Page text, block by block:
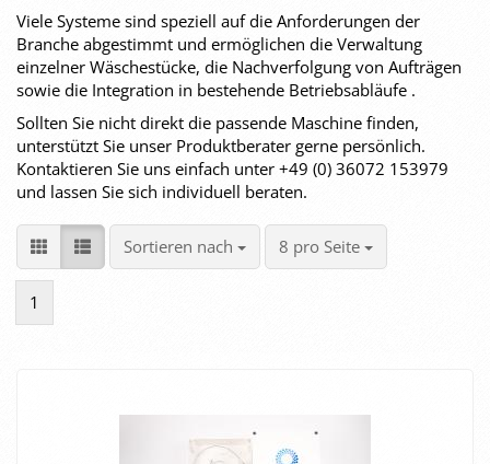
Viele Systeme sind speziell auf die Anforderungen der
Branche abgestimmt und ermöglichen die Verwaltung
einzelner Wäschestücke, die Nachverfolgung von Aufträgen
sowie die Integration in bestehende Betriebsabläufe .
Sollten Sie nicht direkt die passende Maschine finden,
unterstützt Sie unser Produktberater gerne persönlich.
Kontaktieren Sie uns einfach unter +49 (0) 36072 153979
und lassen Sie sich individuell beraten.
Sortieren nach
Sortieren nach 8 pro Seite
pro Seite
1